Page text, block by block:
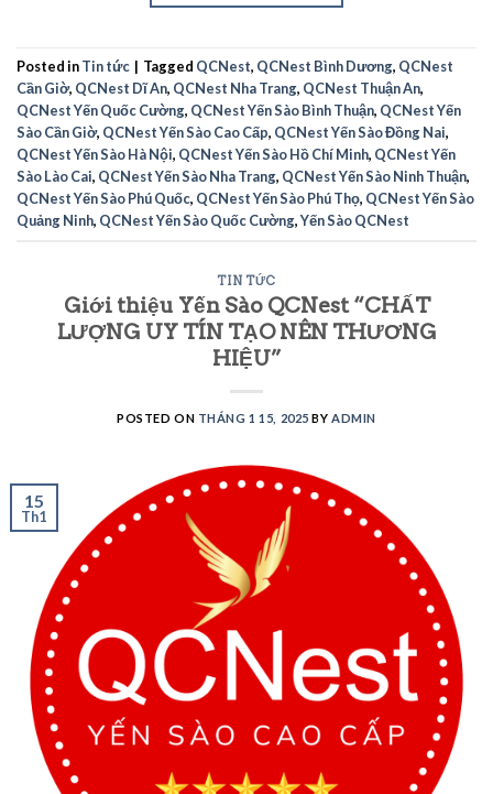
Posted inTin tức | Tagged QCNest, QCNest Bình Dương, QCNest
Cần Giờ, QCNest Dĩ An, QCNest Nha Trang, QCNest Thuận An,
QCNest Yến Quốc Cường, QCNest Yến Sào Bình Thuận, QCNest Yến
Sào Cần Giờ, QCNest Yến Sào Cao Cấp, QCNest Yến Sào Đồng Nai,
QCNest Yến Sào Hà Nội, QCNest Yến Sào Hồ Chí Minh, QCNest Yến
Sào Lào Cai, QCNest Yến Sào Nha Trang, QCNest Yến Sào Ninh Thuận,
QCNest Yến Sào Phú Quốc, QCNest Yến Sào Phú Thọ, QCNest Yến Sào
Quảng Ninh, QCNest Yến Sào Quốc Cường,Yến Sào QCNest
TIN TỨC
Giới thiệu Yến Sào QCNest “CHẤT
LƯỢNG UY TÍN TẠO NÊN THƯƠNG
HIỆU”
POSTED ON THÁNG 1 15, 2025 BY ADMIN
15
Th1